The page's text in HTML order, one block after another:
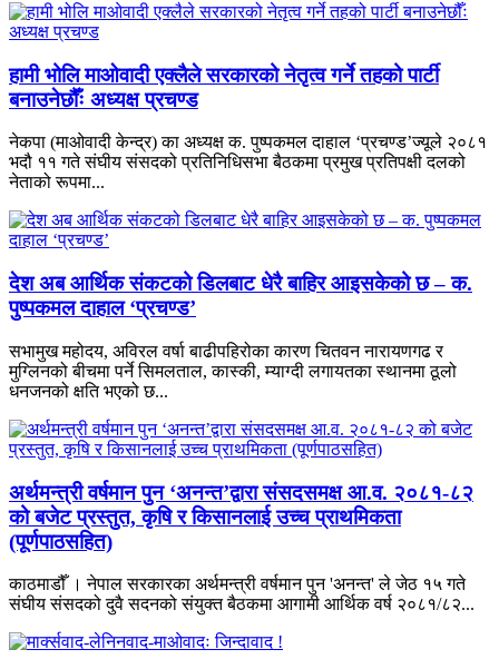
हामी भोलि माओवादी एक्लैले सरकारको नेतृत्व गर्ने तहको पार्टी
बनाउनेछौँः अध्यक्ष प्रचण्ड
नेकपा (माओवादी केन्द्र) का अध्यक्ष क. पुष्पकमल दाहाल ‘प्रचण्ड’ज्यूले २०८१
भदौ ११ गते संघीय संसदको प्रतिनिधिसभा बैठकमा प्रमुख प्रतिपक्षी दलको
नेताको रूपमा...
देश अब आर्थिक संकटको डिलबाट धेरै बाहिर आइसकेको छ – क.
पुष्पकमल दाहाल ‘प्रचण्ड’
सभामुख महोदय, अविरल वर्षा बाढीपहिरोका कारण चितवन नारायणगढ र
मुग्लिनको बीचमा पर्ने सिमलताल, कास्की, म्याग्दी लगायतका स्थानमा ठूलो
धनजनको क्षति भएको छ...
अर्थमन्त्री वर्षमान पुन ‘अनन्त’द्वारा संसदसमक्ष आ.व. २०८१-८२
को बजेट प्रस्तुत, कृषि र किसानलाई उच्च प्राथमिकता
(पूर्णपाठसहित)
काठमाडौँ । नेपाल सरकारका अर्थमन्त्री वर्षमान पुन 'अनन्त' ले जेठ १५ गते
संघीय संसदको दुवै सदनको संयुक्त बैठकमा आगामी आर्थिक वर्ष २०८१/८२...